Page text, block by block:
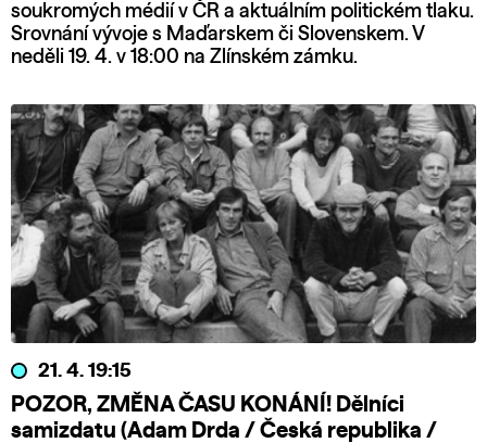
soukromých médií v ČR a aktuálním politickém tlaku.
Srovnání vývoje s Maďarskem či Slovenskem. V
neděli 19. 4. v 18:00 na Zlínském zámku.
21. 4. 19:15
POZOR, ZMĚNA ČASU KONÁNÍ! Dělníci
samizdatu (Adam Drda / Česká republika /